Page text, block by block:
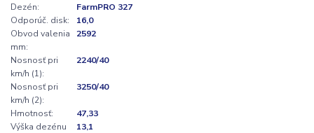
Dezén:
FarmPRO 327
Odporúč. disk:
16,0
Obvod valenia
mm:
2592
Nosnosť pri
km/h (1):
2240/40
Nosnosť pri
km/h (2):
3250/40
Hmotnosť:
47,33
Výška dezénu
13,1